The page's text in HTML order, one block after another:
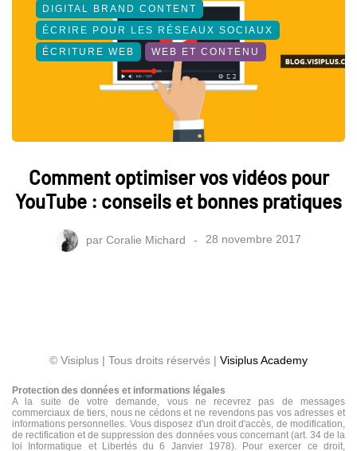
DIGITAL BRAND CONTENT
ÉCRIRE POUR LES RÉSEAUX SOCIAUX
ÉCRITURE WEB
WEB ET CONTENU
Comment optimiser vos vidéos pour
YouTube : conseils et bonnes pratiques
par Coralie Michard 28 novembre 2017
© Visiplus | Tous droits réservés | Visiplus Academy
Protection des données et informations légales
A la suite de votre demande, vous ne recevrez pas de messages
commerciaux de tiers, nous ne cédons et ne revendons pas vos adresses et
informations personnelles. Vous disposez d'un droit d'accès, de modification,
de rectification et de suppression des données vous concernant (art. 34 de la
loi Informatique et Libertés du 6 Janvier 1978). Pour exercer ce droit,